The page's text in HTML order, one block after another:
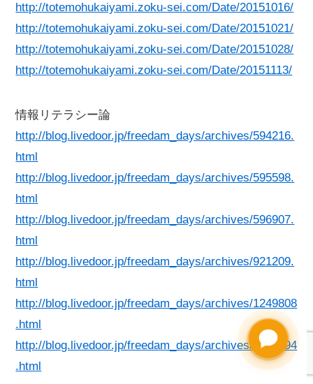
http://totemohukaiyami.zoku-sei.com/Date/20151016/
http://totemohukaiyami.zoku-sei.com/Date/20151021/
http://totemohukaiyami.zoku-sei.com/Date/20151028/
http://totemohukaiyami.zoku-sei.com/Date/20151113/
情報リテラシー論
http://blog.livedoor.jp/freedam_days/archives/594216.
html
http://blog.livedoor.jp/freedam_days/archives/595598.
html
http://blog.livedoor.jp/freedam_days/archives/596907.
html
http://blog.livedoor.jp/freedam_days/archives/921209.
html
http://blog.livedoor.jp/freedam_days/archives/1249808
.html
http://blog.livedoor.jp/freedam_days/archives/1760894
.html